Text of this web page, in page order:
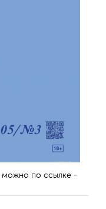
можно по ссылке -
Обратная